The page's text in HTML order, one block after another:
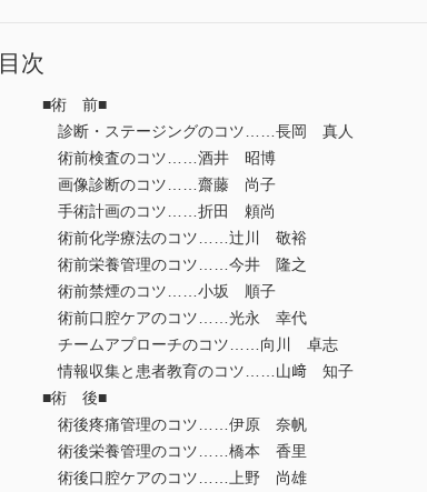
目次
■術 前■
診断・ステージングのコツ……長岡 真人
術前検査のコツ……酒井 昭博
画像診断のコツ……齋藤 尚子
手術計画のコツ……折田 頼尚
術前化学療法のコツ……辻川 敬裕
術前栄養管理のコツ……今井 隆之
術前禁煙のコツ……小坂 順子
術前口腔ケアのコツ……光永 幸代
チームアプローチのコツ……向川 卓志
情報収集と患者教育のコツ……山﨑 知子
■術 後■
術後疼痛管理のコツ……伊原 奈帆
術後栄養管理のコツ……橋本 香里
術後口腔ケアのコツ……上野 尚雄